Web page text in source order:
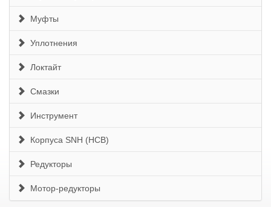
Муфты
Уплотнения
Локтайт
Смазки
Инструмент
Корпуса SNH (HCB)
Редукторы
Мотор-редукторы